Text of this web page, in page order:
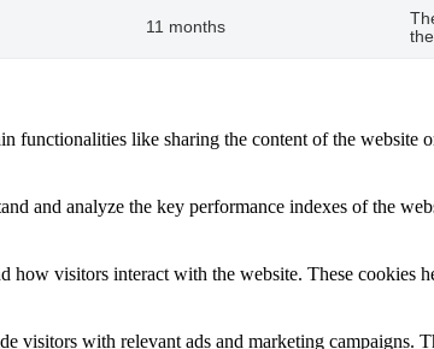
11 months
functionalities like sharing the content of the website
and analyze the key performance indexes of the
how visitors interact with the website. These
visitors with relevant ads and marketing